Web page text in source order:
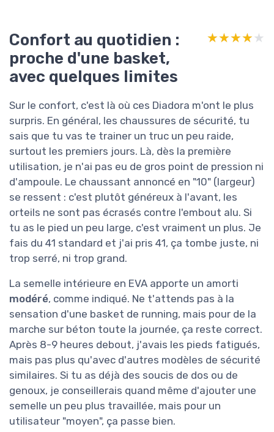
Confort au quotidien :
proche d'une basket,
avec quelques limites
★★★★★
★★★★★
Sur le confort, c'est là où ces Diadora m'ont le plus
surpris. En général, les chaussures de sécurité, tu
sais que tu vas te trainer un truc un peu raide,
surtout les premiers jours. Là, dès la première
utilisation, je n'ai pas eu de gros point de pression ni
d'ampoule. Le chaussant annoncé en "10" (largeur)
se ressent : c'est plutôt généreux à l'avant, les
orteils ne sont pas écrasés contre l'embout alu. Si
tu as le pied un peu large, c'est vraiment un plus. Je
fais du 41 standard et j'ai pris 41, ça tombe juste, ni
trop serré, ni trop grand.
La semelle intérieure en EVA apporte un amorti
modéré, comme indiqué. Ne t'attends pas à la
sensation d'une basket de running, mais pour de la
marche sur béton toute la journée, ça reste correct.
Après 8-9 heures debout, j'avais les pieds fatigués,
mais pas plus qu'avec d'autres modèles de sécurité
similaires. Si tu as déjà des soucis de dos ou de
genoux, je conseillerais quand même d'ajouter une
semelle un peu plus travaillée, mais pour un
utilisateur "moyen", ça passe bien.